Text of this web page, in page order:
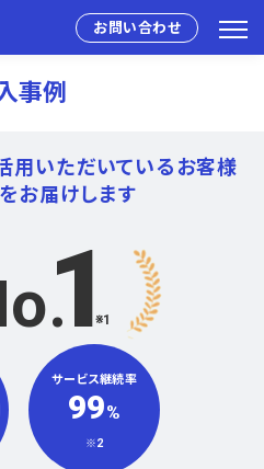
お問い合わせ
事例
用いただいている お客様
お届けします
1※1
サービス継続率
99%
※2